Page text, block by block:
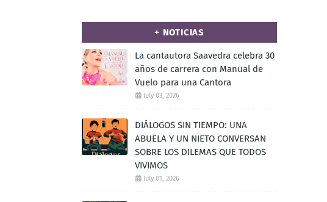
+ NOTICIAS
La cantautora Saavedra celebra 30
años de carrera con Manual de
Vuelo para una Cantora
July 03, 2026
DIÁLOGOS SIN TIEMPO: UNA
ABUELA Y UN NIETO CONVERSAN
SOBRE LOS DILEMAS QUE TODOS
VIVIMOS
July 01, 2026